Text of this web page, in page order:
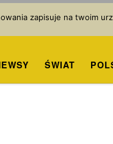
ŚWIAT
zapisuje na twoim